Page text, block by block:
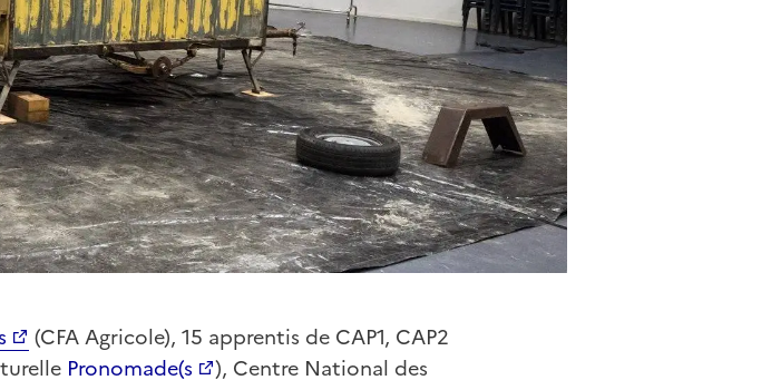
(CFA Agricole), 15 apprentis de CAP1, CAP2
Pronomade(s
), Centre National des